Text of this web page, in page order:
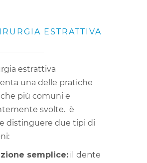
ESTRATTIVA
estrattiva
una delle pratiche
più comuni e
svolte. è
distinguere due tipi di
semplice:il dente